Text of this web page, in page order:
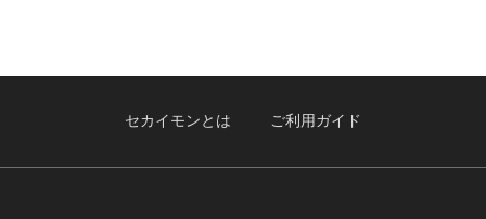
セカイモンとは ご利用ガイド